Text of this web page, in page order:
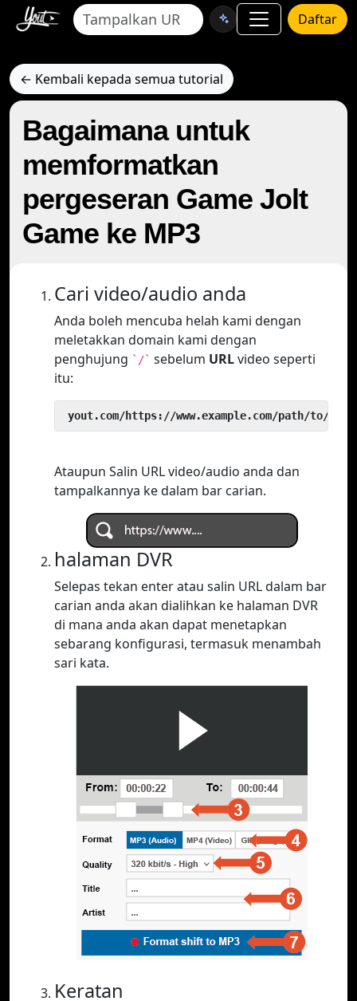
Daftar
← Kembali kepada semua tutorial
Bagaimana untuk
memformatkan
pergeseran Game Jolt
Game ke MP3
Cari video/audio anda
Anda boleh mencuba helah kami dengan
meletakkan domain kami dengan
penghujung `/` sebelum URLvideo seperti
itu:
yout.com/https://www.example.com/path/to/
Ataupun Salin URL video/audio anda dan
tampalkannya ke dalam bar carian.
halaman DVR
Selepas tekan enter atau salin URL dalam bar
carian anda akan dialihkan ke halaman DVR
di mana anda akan dapat menetapkan
sebarang konfigurasi, termasuk menambah
sari kata.
Keratan